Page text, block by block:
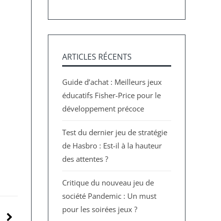
ARTICLES RÉCENTS
Guide d’achat : Meilleurs jeux
éducatifs Fisher-Price pour le
développement précoce
Test du dernier jeu de stratégie
de Hasbro : Est-il à la hauteur
des attentes ?
Critique du nouveau jeu de
société Pandemic : Un must
pour les soirées jeux ?